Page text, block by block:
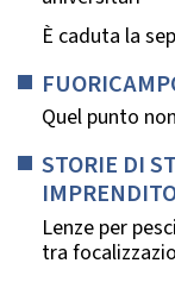
È caduta la
Quel punto
STORIE DI
Lenze per
tra